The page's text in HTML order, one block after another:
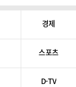
경제
스포츠
D-TV